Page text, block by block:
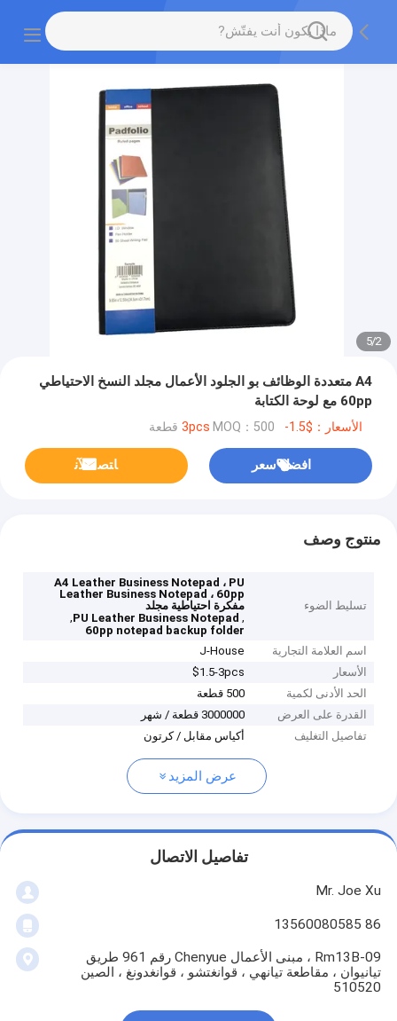
2
/
5
A4 متعددة الوظائف بو الجلود الأعمال مجلد النسخ الاحتياطي
60pp مع لوحة الكتابة
الأسعار：$1.5-3pcs MOQ：500 قطعة
افضل سعر ﺎﺘﺼﻟ ﺍﻶﻧ
منتوج وصف
تسليط الضوء
A4 Leather Business Notepad ، PU
Leather Business Notepad ، 60pp
مفكرة احتياطية مجلد
,
PU Leather Business Notepad
,
60pp notepad backup folder
اسم العلامة التجارية
J-House
الأسعار
$1.5-3pcs
الحد الأدنى لكمية
500 قطعة
القدرة على العرض
3000000 قطعة / شهر
تفاصيل التغليف
أكياس مقابل / كرتون
عرض المزيد
تفاصيل الاتصال
Mr. Joe Xu
86 13560080585
Rm13B-09 ، مبنى الأعمال Chenyue رقم 961 طريق
تيانيوان ، مقاطعة تيانهي ، قوانغتشو ، قوانغدونغ ، الصين
510520